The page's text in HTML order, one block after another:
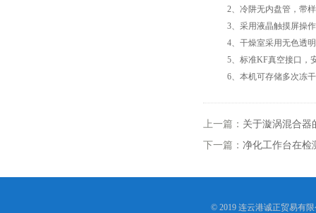
2、冷阱无内盘管，带样
3、采用液晶触摸屏操作
4、干燥室采用无色透明
5、标准KF真空接口，安
6、本机可存储多次冻干
上一篇： 关于漩涡混合器
下一篇： 净化工作台在检
© 2019 连云港诚正贸易有